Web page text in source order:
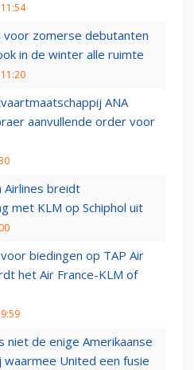
voor zomerse debutanten
in de winter alle ruimte
ANA
aanvullende order voor
Airlines breidt
met KLM op Schiphol uit
biedingen op TAP Air
het Air France-KLM of
niet de enige Amerikaanse
waarmee United een fusie